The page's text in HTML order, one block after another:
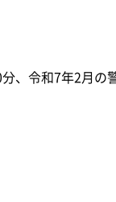
、令和7年2月の